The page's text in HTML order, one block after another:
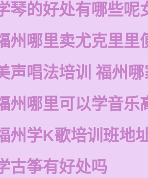
琴的好处有哪些呢
州哪里卖尤克里里
声唱法培训 福州
州哪里可以学音乐
州学K歌培训班地
古筝有好处吗